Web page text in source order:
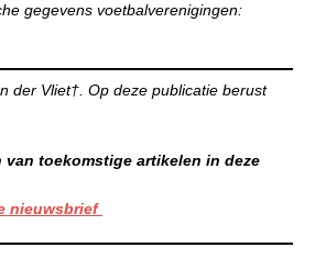
gegevens voetbalverenigingen:
der Vliet†. Op deze publicatie berust
toekomstige artikelen in deze
nieuwsbrief